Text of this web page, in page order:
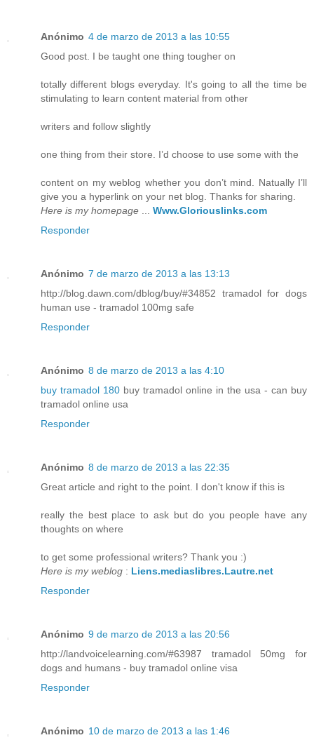
Anónimo 4 de marzo de 2013 a las 10:55
Good post. I be taught one thing tougher on
totally different blogs everyday. It's going to all the time be
stimulating to learn content material from other
writers and follow slightly
one thing from their store. I’d choose to use some with the
content on my weblog whether you don’t mind. Natually I’ll
give you a hyperlink on your net blog. Thanks for sharing.
Here is my homepage ... Www.Gloriouslinks.com
Responder
Anónimo 7 de marzo de 2013 a las 13:13
http://blog.dawn.com/dblog/buy/#34852 tramadol for dogs
human use - tramadol 100mg safe
Responder
Anónimo 8 de marzo de 2013 a las 4:10
buy tramadol 180 buy tramadol online in the usa - can buy
tramadol online usa
Responder
Anónimo 8 de marzo de 2013 a las 22:35
Great article and right to the point. I don't know if this is
really the best place to ask but do you people have any
thoughts on where
to get some professional writers? Thank you :)
Here is my weblog : Liens.mediaslibres.Lautre.net
Responder
Anónimo 9 de marzo de 2013 a las 20:56
http://landvoicelearning.com/#63987 tramadol 50mg for
dogs and humans - buy tramadol online visa
Responder
Anónimo 10 de marzo de 2013 a las 1:46